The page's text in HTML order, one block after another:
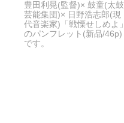
豊田利晃(監督)× 鼓童(太鼓
芸能集団)× 日野浩志郎(現
代音楽家)「戦慄せしめよ」
のパンフレット(新品/46p)
です。